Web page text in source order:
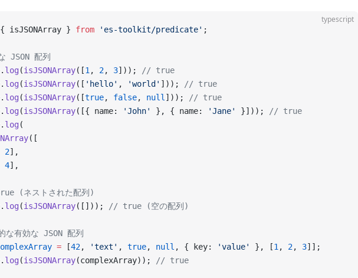
typescript
{ isJSONArray } from 'es-toolkit/predicate' ;
JSON 配列
log (isJSONArray([1 , 2, 3]));
// true
log (isJSONArray([ 'hello' , 'world' ]));
// true
log (isJSONArray([true, false, null ]));
// true
log (isJSONArray([{ name: 'John' }, { name: 'Jane' }]));
// true
log (
([
2],
4],
(ネストされた配列)
log (isJSONArray([])); // true (空の配列)
有効な JSON 配列
= [42, 'text' , true, null , { key: 'value' }, [1 , 2, 3]];
log (isJSONArray(complexArray)); // true